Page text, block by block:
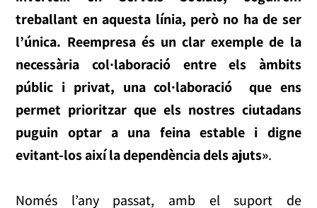
treballant en aquesta línia, però no ha de ser
l’única. Reempresa és un clar exemple de la
necessària col·laboració entre els àmbits
públic i privat, una col·laboració que ens
permet prioritzar que els nostres ciutadans
puguin optar a una feina estable i digne
evitant-los així la dependència dels ajuts».
Només l’any passat, amb el suport de